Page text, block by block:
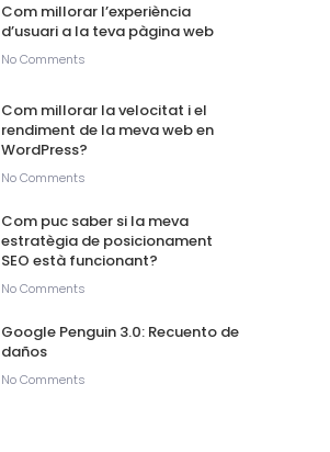
Com millorar l’experiència
d’usuari a la teva pàgina web
No Comments
Com millorar la velocitat i el
rendiment de la meva web en
WordPress?
No Comments
Com puc saber si la meva
estratègia de posicionament
SEO està funcionant?
No Comments
Google Penguin 3.0: Recuento de
daños
No Comments